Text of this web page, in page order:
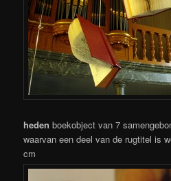
heden boekobject van 7
waarvan een deel van de rugtitel is
cm